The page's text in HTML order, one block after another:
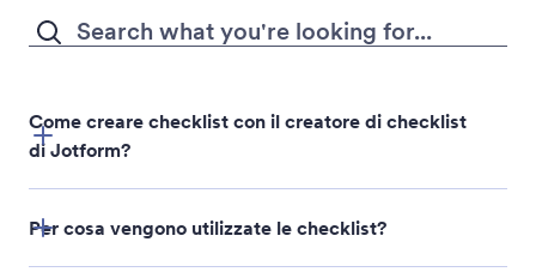
Come creare checklist con il creatore di checklist
di Jotform?
Per cosa vengono utilizzate le checklist?